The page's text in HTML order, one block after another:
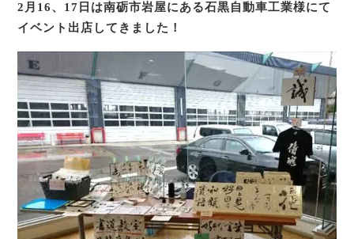
2月16、17日は南砺市岩屋にある石黒自動車工業様にて
イベント出店してきました！